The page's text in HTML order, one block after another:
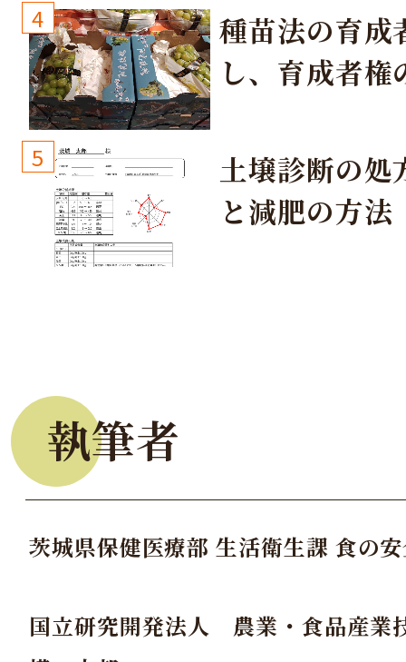
4
種苗法の育成
し、育成者権
しょう！
5
土壌診断の処
と減肥の方法
執筆者
茨城県保健医療部 生活衛生課 食の
国立研究開発法人 農業・食品産業